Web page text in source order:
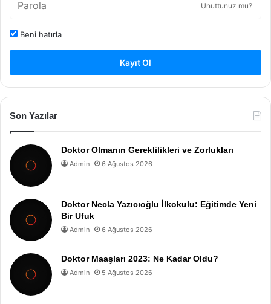
Unuttunuz mu?
Beni hatırla
Kayıt Ol
Son Yazılar
Doktor Olmanın Gereklilikleri ve Zorlukları
Admin 6 Ağustos 2026
Doktor Necla Yazıcıoğlu İlkokulu: Eğitimde Yeni
Bir Ufuk
Admin 6 Ağustos 2026
Doktor Maaşları 2023: Ne Kadar Oldu?
Admin 5 Ağustos 2026